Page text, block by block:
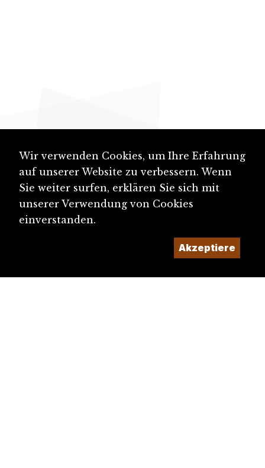
Wir verwenden Cookies, um Ihre Erfahrung
auf unserer Website zu verbessern. Wenn
Sie weiter surfen, erklären Sie sich mit
unserer Verwendung von Cookies
einverstanden.
Akzeptiere